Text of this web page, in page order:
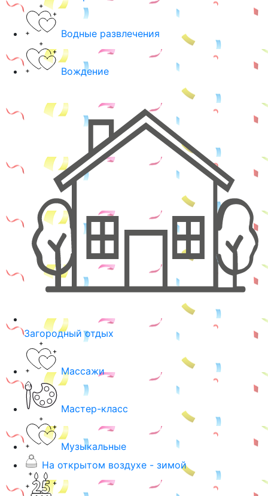
Водные развлечения
Вождение
Загородный отдых
Массажи
Мастер-класс
Музыкальные
На открытом воздухе - зимой